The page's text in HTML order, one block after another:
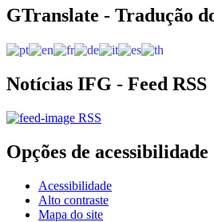
GTranslate - Tradução
Notícias IFG - Feed RSS
RSS
Opções de acessibilidade
Acessibilidade
Alto contraste
Mapa do site